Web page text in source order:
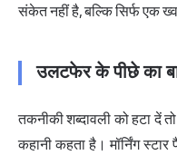
संकेत नहीं है, बल्कि सिर्फ एक
उलटफेर के पीछे का
तकनीकी शब्दावली को हटा दें
कहानी कहता है। मॉर्निंग